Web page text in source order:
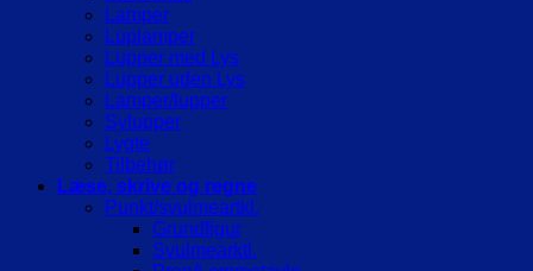
Lamper
Luplamper
Lupper med Lys
Lupper uden Lys
Lamper/lupper
Sylupper
Lygte
Tilbehør
Læse, skrive og regne
Punkt/svulmeartkl.
Grundfigur
Svulmearktl.